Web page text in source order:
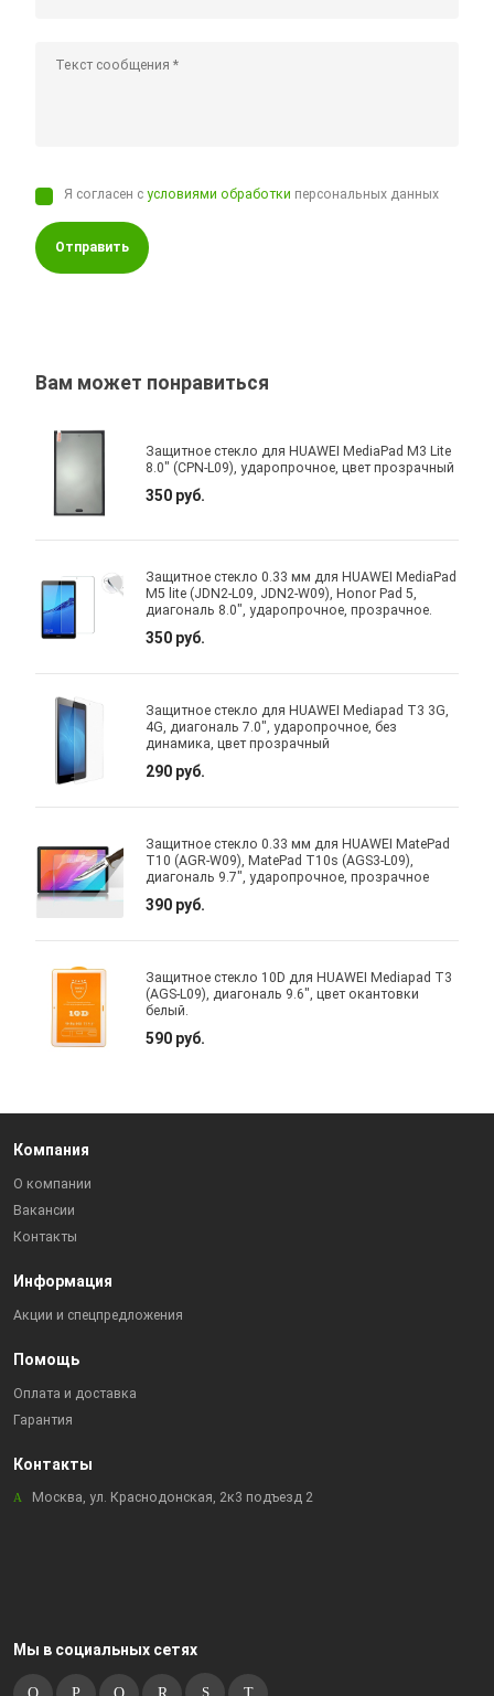
Я согласен сусловиями обработки персональных данных
Отправить
Вам может понравиться
Защитное стекло для HUAWEI MediaPad M3 Lite
8.0" (CPN-L09), ударопрочное, цвет прозрачный
350 руб.
Защитное стекло 0.33 мм для HUAWEI MediaPad
M5 lite (JDN2-L09, JDN2-W09), Honor Pad 5,
диагональ 8.0", ударопрочное, прозрачное.
350 руб.
Защитное стекло для HUAWEI Mediapad T3 3G,
4G, диагональ 7.0", ударопрочное, без
динамика, цвет прозрачный
290 руб.
Защитное стекло 0.33 мм для HUAWEI MatePad
T10 (AGR-W09), MatePad T10s (AGS3-L09),
диагональ 9.7", ударопрочное, прозрачное
390 руб.
Защитное стекло 10D для HUAWEI Mediapad T3
(AGS-L09), диагональ 9.6", цвет окантовки
белый.
590 руб.
Компания
О компании
Вакансии
Контакты
Информация
Акции и спецпредложения
Помощь
Оплата и доставка
Гарантия
Контакты
Москва, ул. Краснодонская, 2к3 подъезд 2
Мы в социальных сетях